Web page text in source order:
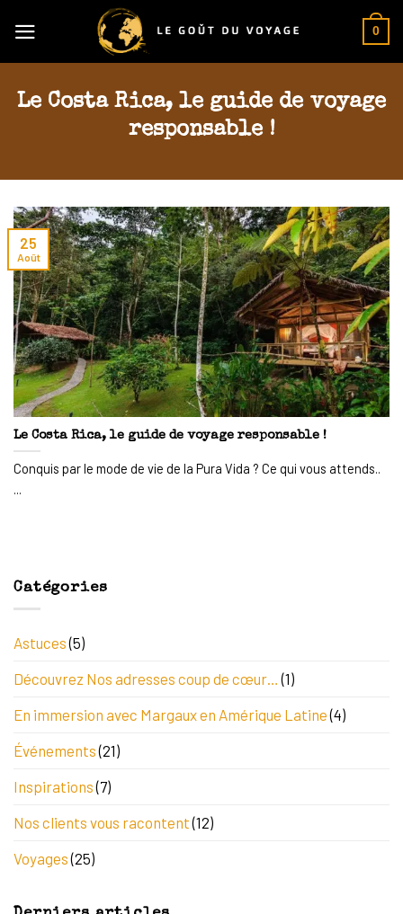
content
0
Le Costa Rica, le guide de voyage
responsable !
Le Costa Rica, le guide de voyage responsable !
Conquis par le mode de vie de la Pura Vida ? Ce qui vous attends..
...
25
Août
Catégories
Astuces(5)
Découvrez Nos adresses coup de cœur… (1)
En immersion avec Margaux en Amérique Latine(4)
Événements(21)
Inspirations(7)
Nos clients vous racontent(12)
Voyages(25)